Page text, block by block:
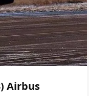
Airbus